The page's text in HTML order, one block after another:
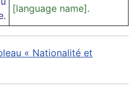
[language name].
« Nationalité et